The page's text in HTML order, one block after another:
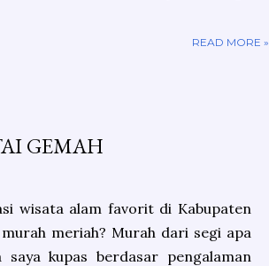
READ MORE »
GEMAH
wisata alam favorit di Kabupaten
meriah? Murah dari segi apa
kupas berdasar pengalaman